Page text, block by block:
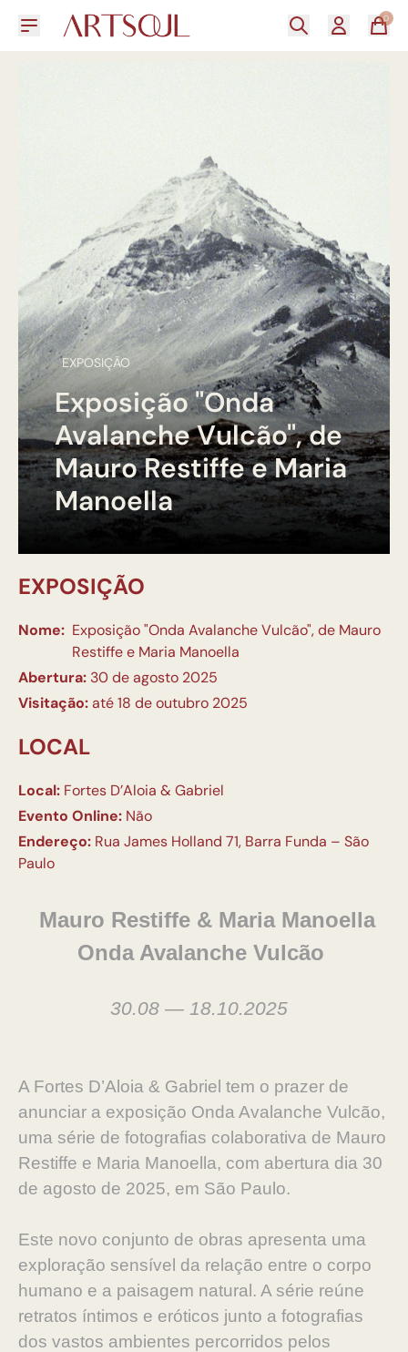
0
EXPOSIÇÃO
Exposição "Onda
Avalanche Vulcão", de
Mauro Restiffe e Maria
Manoella
EXPOSIÇÃO
Nome: Exposição "Onda Avalanche Vulcão", de Mauro
Restiffe e Maria Manoella
Abertura: 30 de agosto 2025
Visitação:até 18 de outubro 2025
LOCAL
Local: Fortes D’Aloia & Gabriel
Evento Online: Não
Endereço: Rua James Holland 71, Barra Funda – São
Paulo
Mauro Restiffe & Maria Manoella
Onda Avalanche Vulcão
30.08 — 18.10.2025
A Fortes D’Aloia & Gabriel tem o prazer de
anunciar a exposição Onda Avalanche Vulcão,
uma série de fotografias colaborativa de Mauro
Restiffe e Maria Manoella, com abertura dia 30
de agosto de 2025, em São Paulo.
Este novo conjunto de obras apresenta uma
exploração sensível da relação entre o corpo
humano e a paisagem natural. A série reúne
retratos íntimos e eróticos junto a fotografias
dos vastos ambientes percorridos pelos